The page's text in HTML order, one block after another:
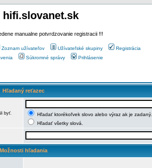
hifi.slovanet.sk
manualne potvrdzovanie registracii !!!
Zoznam užívateľov Užívateľské skupiny
Registrácia
Súkromné správy Prihlásenie
Hľadaný reťazec
byť.
Hľadať ktorékoľvek slovo alebo výraz ak je zadaný.
Hľadať všetky slová.
Možnosti hľadania